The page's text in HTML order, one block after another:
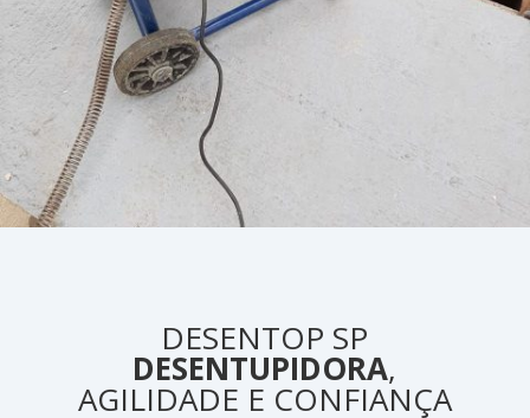
DESENTOP SP
DESENTUPIDORA,
AGILIDADE E CONFIANÇA